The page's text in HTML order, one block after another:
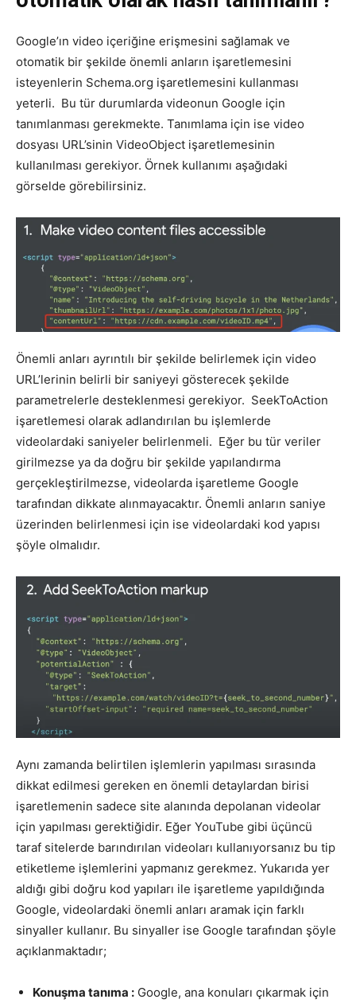
Google’ın video içeriğine erişmesini sağlamak ve
otomatik bir şekilde önemli anların işaretlemesini
isteyenlerin Schema.org işaretlemesini kullanması
yeterli. Bu tür durumlarda videonun Google için
tanımlanması gerekmekte. Tanımlama için ise video
dosyası URL’sinin VideoObject işaretlemesinin
kullanılması gerekiyor. Örnek kullanımı aşağıdaki
görselde görebilirsiniz.
Önemli anları ayrıntılı bir şekilde belirlemek için video
URL’lerinin belirli bir saniyeyi gösterecek şekilde
parametrelerle desteklenmesi gerekiyor. SeekToAction
işaretlemesi olarak adlandırılan bu işlemlerde
videolardaki saniyeler belirlenmeli. Eğer bu tür veriler
girilmezse ya da doğru bir şekilde yapılandırma
gerçekleştirilmezse, videolarda işaretleme Google
tarafından dikkate alınmayacaktır. Önemli anların saniye
üzerinden belirlenmesi için ise videolardaki kod yapısı
şöyle olmalıdır.
Aynı zamanda belirtilen işlemlerin yapılması sırasında
dikkat edilmesi gereken en önemli detaylardan birisi
işaretlemenin sadece site alanında depolanan videolar
için yapılması gerektiğidir. Eğer YouTube gibi üçüncü
taraf sitelerde barındırılan videoları kullanıyorsanız bu tip
etiketleme işlemlerini yapmanız gerekmez. Yukarıda yer
aldığı gibi doğru kod yapıları ile işaretleme yapıldığında
Google, videolardaki önemli anları aramak için farklı
sinyaller kullanır. Bu sinyaller ise Google tarafından şöyle
açıklanmaktadır;
Konuşma tanıma : Google, ana konuları çıkarmak için